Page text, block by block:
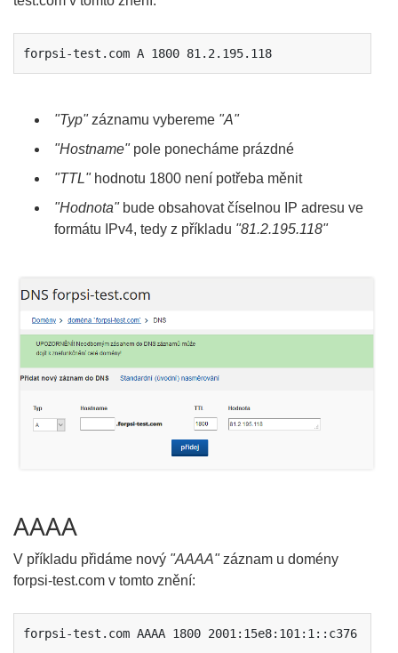
forpsi-test.com A 1800 81.2.195.118
"Typ" záznamu vybereme "A"
"Hostname"pole ponecháme prázdné
"TTL"hodnotu 1800 není potřeba měnit
"Hodnota"bude obsahovat číselnou IP adresu ve
formátu IPv4, tedy z příkladu "81.2.195.118"
AAAA
V příkladu přidáme nový "AAAA"záznam u domény
forpsi-test.com v tomto znění:
forpsi-test.com AAAA 1800 2001:15e8:101:1::c376